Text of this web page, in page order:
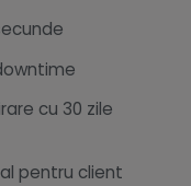
cu 30 zile
pentru client